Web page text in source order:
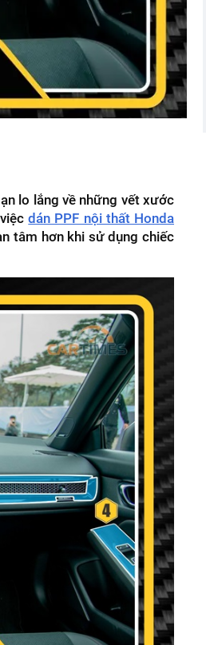
lo lắng về những vết xước
việcdán PPF nội thất Honda
tâm hơn khi sử dụng chiếc